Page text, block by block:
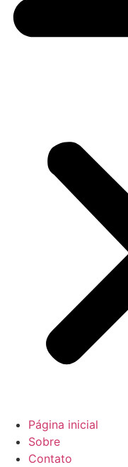
Página inicial
Sobre
Contato